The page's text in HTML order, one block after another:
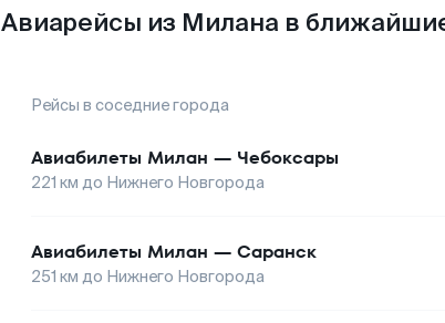
Авиарейсы из Милана в
Рейсы в соседние города
Авиабилеты Милан — Чебоксары
221 км до Нижнего Новгорода
Авиабилеты Милан — Саранск
251 км до Нижнего Новгорода